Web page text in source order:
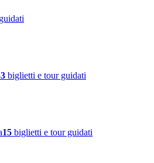
biglietti e tour guidati
15 biglietti e tour guidati